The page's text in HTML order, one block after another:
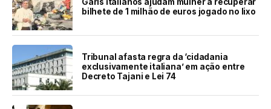
bilhete de 1 milhão de euros jogado no lixo
Tribunal afasta regra da ‘cidadania
exclusivamente italiana’ em ação entre
Decreto Tajani e Lei 74